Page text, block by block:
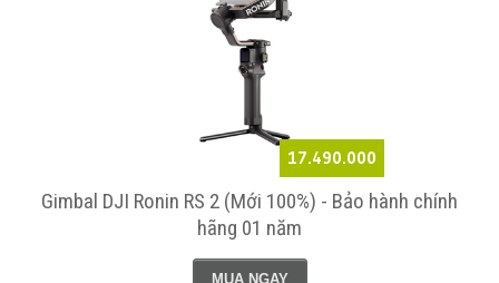
17.490.000
Gimbal DJI Ronin RS 2 (Mới 100%) - Bảo hành chính
hãng 01 năm
MUA NGAY